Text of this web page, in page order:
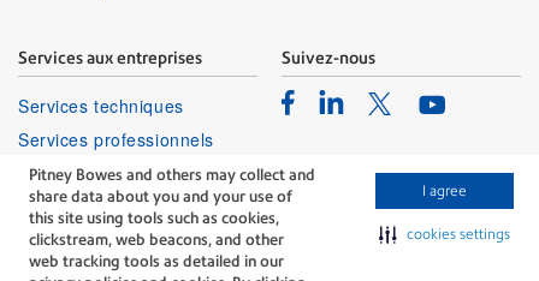
Pitney Bowes and others may collect and
share data about you and your use of
this site using tools such as cookies,
clickstream, web beacons, and other
web tracking tools as detailed in our
I agree
cookies settings
Services aux entreprises
Services techniques
Services professionnels
Suivez-nous
FacebookLinkedinTwitterYoutube